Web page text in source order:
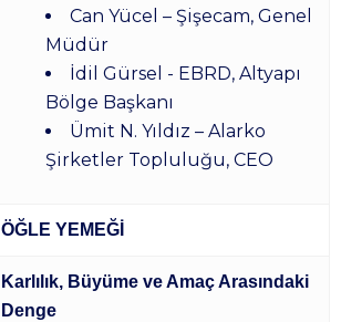
Can Yücel – Şişecam, Genel
Müdür
İdil Gürsel - EBRD, Altyapı
Bölge Başkanı
Ümit N. Yıldız – Alarko
Şirketler Topluluğu, CEO
ÖĞLE YEMEĞİ
Karlılık, Büyüme ve Amaç Arasındaki
Denge